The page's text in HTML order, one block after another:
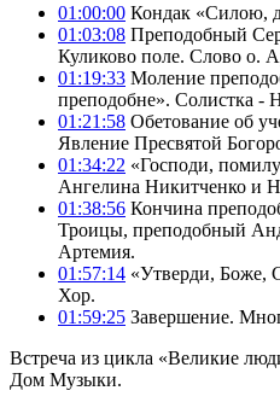
01:00:00 Кондак «Силою,
01:03:08 Преподобный
Куликово поле. Слово о.
01:19:33 Моление
преподобне». Солистка -
01:21:58 Обетование об
Явление Пресвятой
01:34:22 «Господи,
Ангелина Никитченко и
01:38:56 Кончина
Троицы, преподобный
Артемия.
01:57:14 «Утверди, Боже,
Хор.
01:59:25 Завершение.
Встреча из цикла «Великие
Дом Музыки.